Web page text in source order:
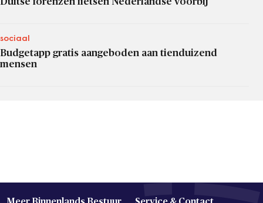
sociaal
Budgetapp gratis aangeboden aan tienduizend
mensen